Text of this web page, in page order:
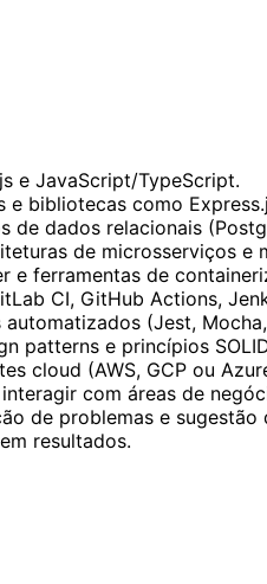
e JavaScript/TypeScript.
bibliotecas como
de dados relacionais
de microsserviços e
e ferramentas de
CI, GitHub Actions,
(Jest,
patterns e princípios
cloud (AWS, GCP ou
com áreas de
de problemas e sugestão
resultados.